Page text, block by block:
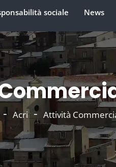
sociale News
Acri Attività